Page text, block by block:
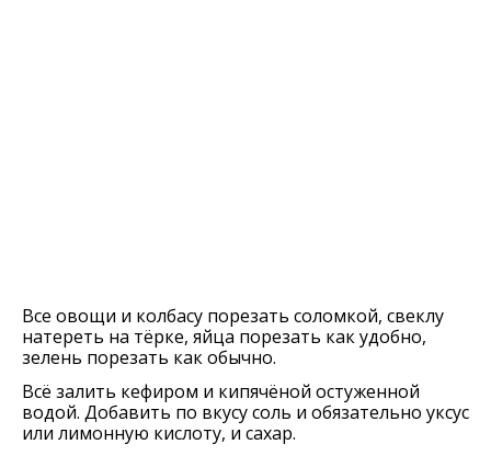
Все овощи и колбасу порезать соломкой, свеклу
натереть на тёрке, яйца порезать как удобно,
зелень порезать как обычно.
Всё залить кефиром и кипячёной остуженной
водой. Добавить по вкусу соль и обязательно уксус
или лимонную кислоту, и сахар.